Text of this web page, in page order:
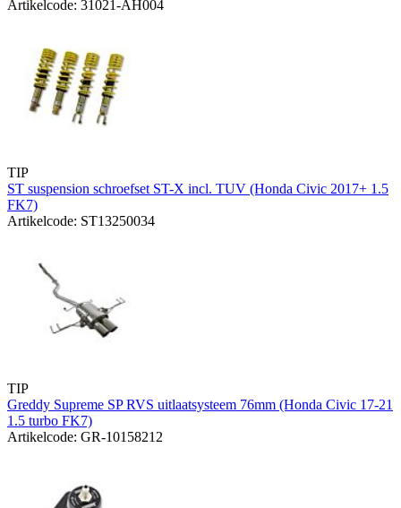
Artikelcode: 31021-AH004
TIP
ST suspension schroefset ST-X incl. TUV (Honda Civic 2017+ 1.5
FK7)
Artikelcode: ST13250034
TIP
Greddy Supreme SP RVS uitlaatsysteem 76mm (Honda Civic 17-21
1.5 turbo FK7)
Artikelcode: GR-10158212